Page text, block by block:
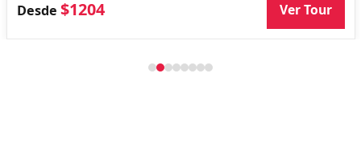
Desde$1204 Ver Tour